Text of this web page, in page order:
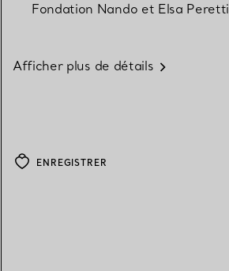
Fondation Nando et Elsa Peretti
Afficher plus de détails
ENREGISTRER